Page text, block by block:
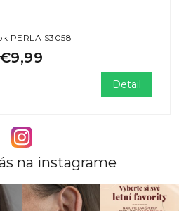
PERLA S3058
€9,99
Detail
na instagrame